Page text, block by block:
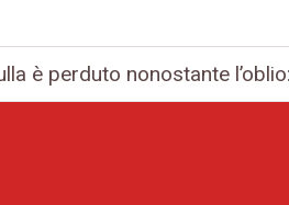
è perduto nonostante